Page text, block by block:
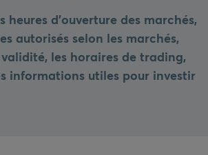
heures d'ouverture des marchés,
autorisés selon les marchés,
les horaires de trading,
informations utiles pour investir